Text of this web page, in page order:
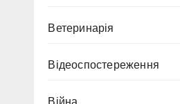
Ветеринарія
Відеоспостереження
Війна